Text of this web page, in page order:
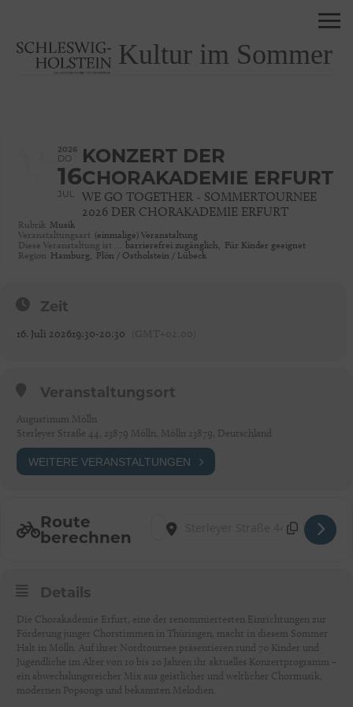
Kultur im Sommer
2026
DO
16
JUL
KONZERT DER
CHORAKADEMIE ERFURT
WE GO TOGETHER - SOMMERTOURNEE
2026 DER CHORAKADEMIE ERFURT
Rubrik Musik
Veranstaltungsart (einmalige) Veranstaltung
Diese Veranstaltung ist … barrierefrei zugänglich, Für Kinder geeignet
Region Hamburg, Plön / Ostholstein / Lübeck
Zeit
16. Juli 202619:30-20:30
Veranstaltungsort
Augustinum Mölln
Sterleyer Straße 44, 23879 Mölln, Mölln 23879, Deutschland
WEITERE VERANSTALTUNGEN
Route
berechnen
Address - Konzert der Chorakademie
Destination Address - Konzert der
Details
Die Chorakademie Erfurt, eine der renommiertesten Einrichtungen zur
Förderung junger Chorstimmen in Thüringen, macht in diesem Sommer
Halt in Mölln. Auf ihrer Nordtournee präsentieren rund 70 Kinder und
Jugendliche im Alter von 10 bis 20 Jahren ihr aktuelles Konzertprogramm –
ein abwechslungsreicher Mix aus geistlicher und weltlicher Chormusik,
modernen Popsongs und bekannten Melodien.